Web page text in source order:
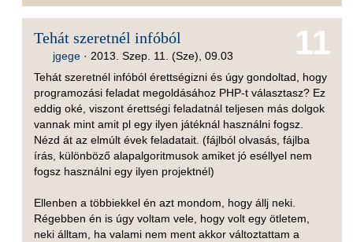
11
Tehát szeretnél infóból
jgege· 2013. Szep. 11. (Sze), 09.03
Tehát szeretnél infóból érettségizni és úgy gondoltad, hogy
programozási feladat megoldásához PHP-t választasz? Ez
eddig oké, viszont érettségi feladatnál teljesen más dolgok
vannak mint amit pl egy ilyen játéknál használni fogsz.
Nézd át az elmúlt évek feladatait. (fájlból olvasás, fájlba
írás, különböző alapalgoritmusok amiket jó eséllyel nem
fogsz használni egy ilyen projektnél)
Ellenben a többiekkel én azt mondom, hogy állj neki.
Régebben én is úgy voltam vele, hogy volt egy ötletem,
neki álltam, ha valami nem ment akkor változtattam a